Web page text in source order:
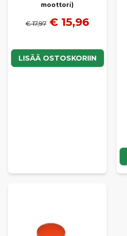
moottori)
€ 17,97 € 15,96
LISÄÄ OSTOSKORIIN